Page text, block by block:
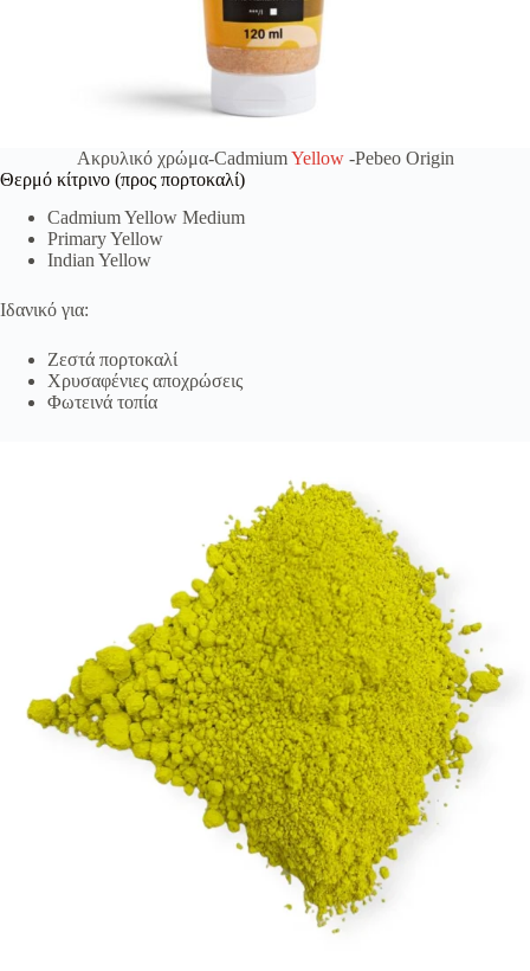
Ακρυλικό χρώμα-CadmiumYellow-Pebeo Origin
Θερμό κίτρινο (προς πορτοκαλί)
Cadmium Yellow Medium
Primary Yellow
Indian Yellow
Ιδανικό για:
Ζεστά πορτοκαλί
Χρυσαφένιες αποχρώσεις
Φωτεινά τοπία